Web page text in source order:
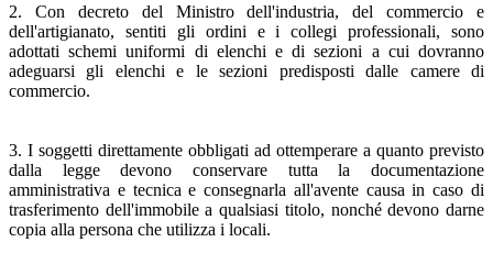
2. Con decreto del Ministro dell'industria, del commercio e
dell'artigianato, sentiti gli ordini e i collegi professionali, sono
adottati schemi uniformi di elenchi e di sezioni a cui dovranno
adeguarsi gli elenchi e le sezioni predisposti dalle camere di
commercio.
3. I soggetti direttamente obbligati ad ottemperare a quanto previsto
dalla legge devono conservare tutta la documentazione
amministrativa e tecnica e consegnarla all'avente causa in caso di
trasferimento dell'immobile a qualsiasi titolo, nonché devono darne
copia alla persona che utilizza i locali.